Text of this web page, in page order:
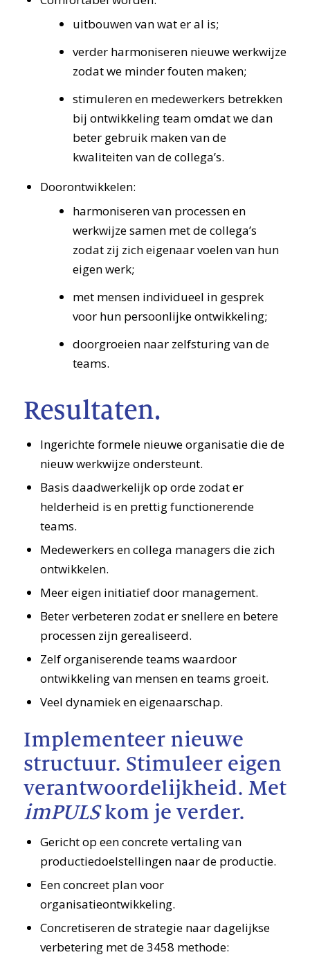
uitbouwen van wat er al is;
verder harmoniseren nieuwe werkwijze
zodat we minder fouten maken;
stimuleren en medewerkers betrekken
bij ontwikkeling team omdat we dan
beter gebruik maken van de
kwaliteiten van de collega’s.
Doorontwikkelen:
harmoniseren van processen en
werkwijze samen met de collega’s
zodat zij zich eigenaar voelen van hun
eigen werk;
met mensen individueel in gesprek
voor hun persoonlijke ontwikkeling;
doorgroeien naar zelfsturing van de
teams.
Resultaten.
Ingerichte formele nieuwe organisatie die de
nieuw werkwijze ondersteunt.
Basis daadwerkelijk op orde zodat er
helderheid is en prettig functionerende
teams.
Medewerkers en collega managers die zich
ontwikkelen.
Meer eigen initiatief door management.
Beter verbeteren zodat er snellere en betere
processen zijn gerealiseerd.
Zelf organiserende teams waardoor
ontwikkeling van mensen en teams groeit.
Veel dynamiek en eigenaarschap.
Implementeer nieuwe
structuur. Stimuleer eigen
verantwoordelijkheid. Met
imPULSkom je verder.
Gericht op een concrete vertaling van
productiedoelstellingen naar de productie.
Een concreet plan voor
organisatieontwikkeling.
Concretiseren de strategie naar dagelijkse
verbetering met de 3458 methode: